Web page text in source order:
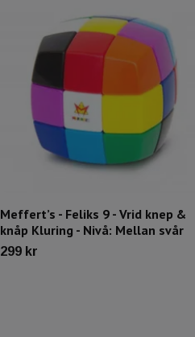
Meffert’s - Feliks 9 - Vrid knep &
knåp Kluring - Nivå: Mellan svår
299 kr